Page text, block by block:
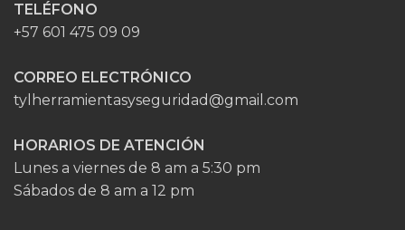
TELÉFONO
+57 601 475 09 09
CORREO ELECTRÓNICO
tylherramientasyseguridad@gmail.com
HORARIOS DE ATENCIÓN
Lunes a viernes de 8 am a 5:30 pm
Sábados de 8 am a 12 pm